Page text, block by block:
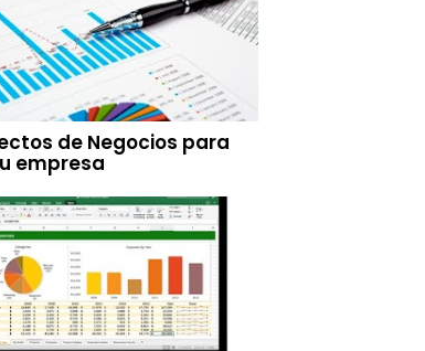
de Negocios para
empresa